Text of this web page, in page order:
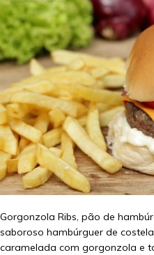
Gorgonzola Ribs, pão de
saboroso hambúrguer de
caramelada com gorgonzola e